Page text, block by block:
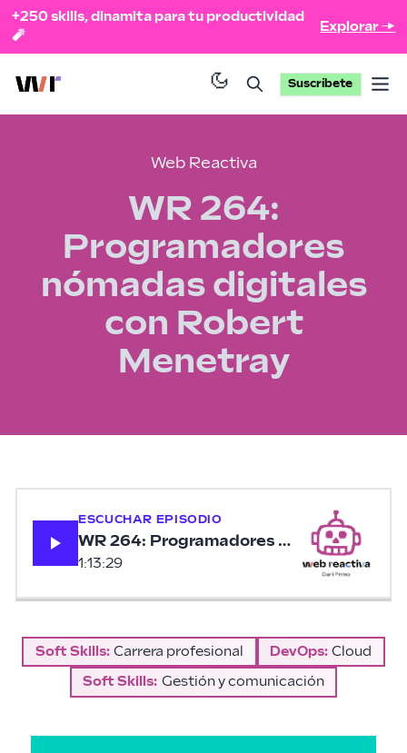
+250 skills, dinamita para tu productividad
🧨
Explorar →
Suscríbete
Web Reactiva
WR 264:
Programadores
nómadas digitales
con Robert
Menetray
ESCUCHAR EPISODIO
WR 264: Programadores nómadas
1:13:29
Soft Skills: Carrera profesional DevOps: Cloud
Soft Skills: Gestión y comunicación